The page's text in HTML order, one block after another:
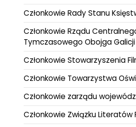
Członkowie Rady Stanu
Członkowie Rządu
Tymczasowego Obojga Galicji
Członkowie Stowarzyszenia
Członkowie Towarzystwa
Członkowie zarządu
Członkowie Związku Literatów